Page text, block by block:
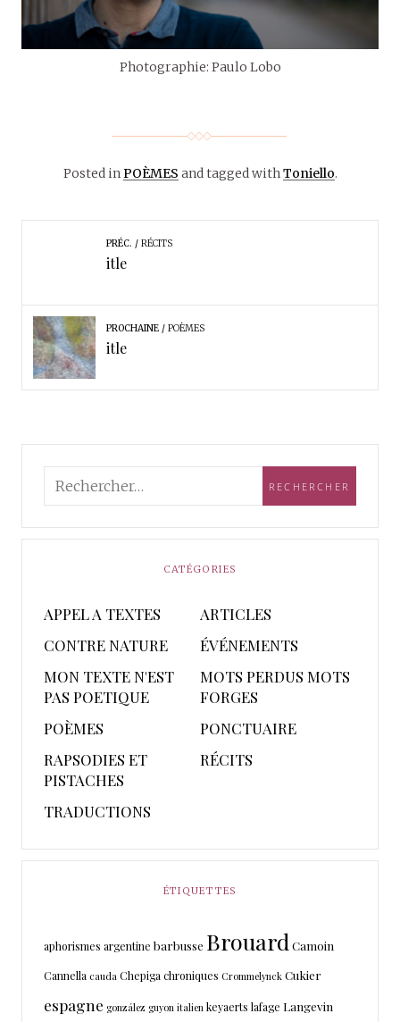
Photographie: Paulo Lobo
Posted inPOÈMES and tagged withToniello.
PRÉC. RÉCITS
itle
PROCHAINE POÈMES
itle
CATÉGORIES
APPEL A TEXTES
ARTICLES
CONTRE NATURE
ÉVÉNEMENTS
MON TEXTE N'EST
PAS POETIQUE
MOTS PERDUS MOTS
FORGES
POÈMES
PONCTUAIRE
RAPSODIES ET
PISTACHES
RÉCITS
TRADUCTIONS
ÉTIQUETTES
aphorismes argentine barbusse Brouard Camoin
Cannella cauda Chepiga chroniques Crommelynck Cukier
espagne gonzález guyon italien keyaerts lafage Langevin